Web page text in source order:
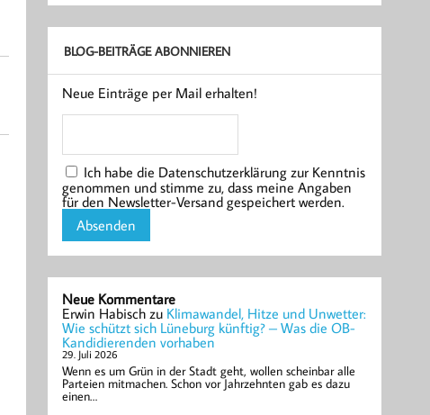
BLOG-BEITRÄGE ABONNIEREN
Neue Einträge per Mail erhalten!
Ich habe die Datenschutzerklärung zur Kenntnis
genommen und stimme zu, dass meine Angaben
für den Newsletter-Versand gespeichert werden.
Neue Kommentare
Erwin Habisch zu Klimawandel, Hitze und Unwetter:
Wie schützt sich Lüneburg künftig? – Was die OB-
Kandidierenden vorhaben
29. Juli 2026
Wenn es um Grün in der Stadt geht, wollen scheinbar alle
Parteien mitmachen. Schon vor Jahrzehnten gab es dazu
einen…